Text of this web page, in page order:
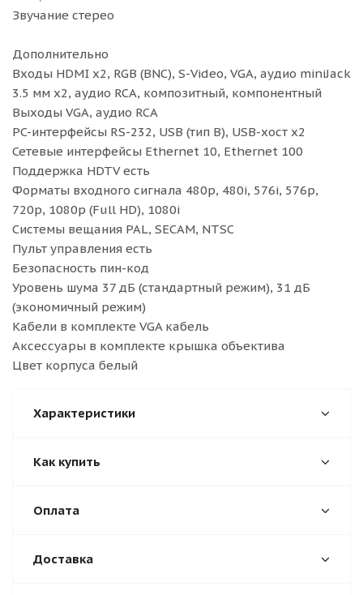
Звучание стерео
Дополнительно
Входы HDMI x2, RGB (BNC), S-Video, VGA, аудио miniJack
3.5 мм x2, аудио RCA, композитный, компонентный
Выходы VGA, аудио RCA
PC-интерфейсы RS-232, USB (тип B), USB-хост x2
Сетевые интерфейсы Ethernet 10, Ethernet 100
Поддержка HDTV есть
Форматы входного сигнала 480p, 480i, 576i, 576p,
720p, 1080p (Full HD), 1080i
Системы вещания PAL, SECAM, NTSC
Пульт управления есть
Безопасность пин-код
Уровень шума 37 дБ (стандартный режим), 31 дБ
(экономичный режим)
Кабели в комплекте VGA кабель
Аксессуары в комплекте крышка объектива
Цвет корпуса белый
Характеристики
Как купить
Оплата
Доставка